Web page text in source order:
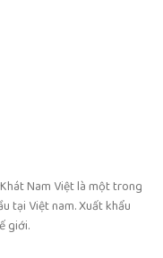
Nam Việt là một trong
tại Việt nam. Xuất khẩu
giới.